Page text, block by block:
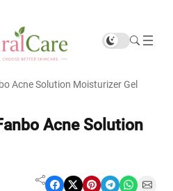
Acne Solution Moisturizer Gel
Acne Solution
Share on Facebook Share on X Share on Pinterest Share on Telegram Share on WhatsApp Share on Email